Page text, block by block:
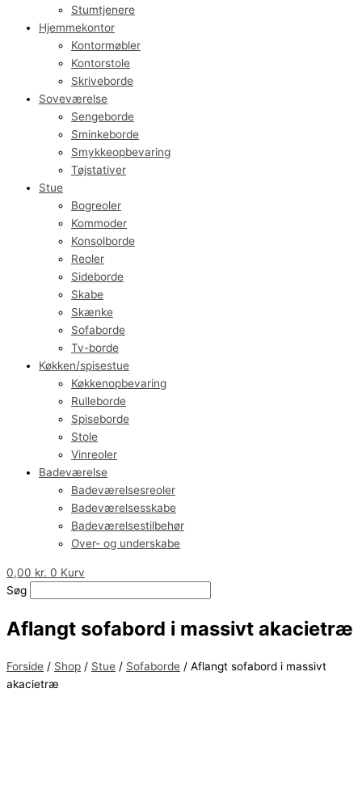
Stumtjenere
Hjemmekontor
Kontormøbler
Kontorstole
Skriveborde
Soveværelse
Sengeborde
Sminkeborde
Smykkeopbevaring
Tøjstativer
Stue
Bogreoler
Kommoder
Konsolborde
Reoler
Sideborde
Skabe
Skænke
Sofaborde
Tv-borde
Køkken/spisestue
Køkkenopbevaring
Rulleborde
Spiseborde
Stole
Vinreoler
Badeværelse
Badeværelsesreoler
Badeværelsesskabe
Badeværelsestilbehør
Over- og underskabe
0,00 kr. 0 Kurv
Søg
Aflangt sofabord i massivt akacietræ
Forside / Shop / Stue / Sofaborde / Aflangt sofabord i massivt
akacietræ